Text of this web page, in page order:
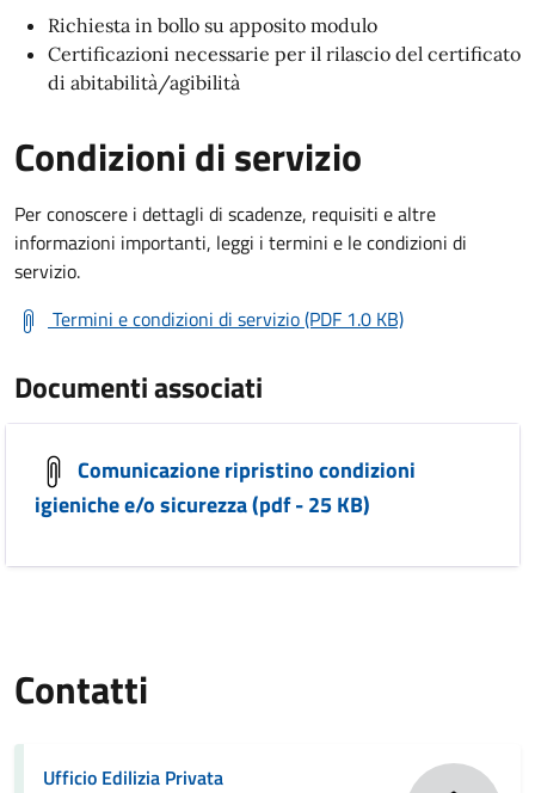
Richiesta in bollo su apposito modulo
Certificazioni necessarie per il rilascio del certificato
di abitabilità/agibilità
Condizioni di servizio
Per conoscere i dettagli di scadenze, requisiti e altre
informazioni importanti, leggi i termini e le condizioni di
servizio.
Termini e condizioni di servizio (PDF 1.0 KB)
Documenti associati
Comunicazione ripristino condizioni
igieniche e/o sicurezza (pdf - 25 KB)
Contatti
Ufficio Edilizia Privata